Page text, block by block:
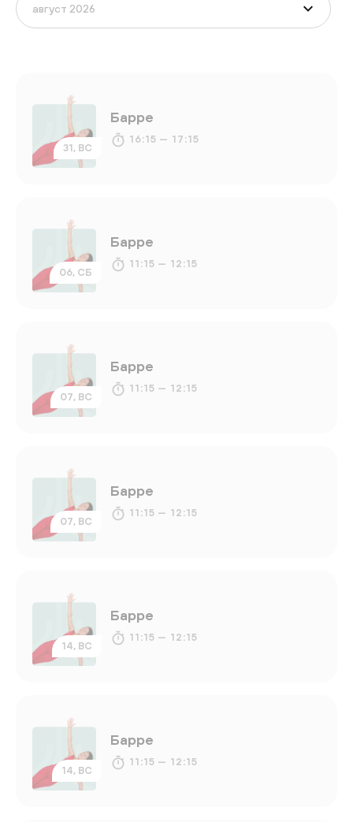
31, ВС
Барре
16:15 — 17:15
06, СБ
Барре
11:15 — 12:15
07, ВС
Барре
11:15 — 12:15
07, ВС
Барре
11:15 — 12:15
14, ВС
Барре
11:15 — 12:15
14, ВС
Барре
11:15 — 12:15